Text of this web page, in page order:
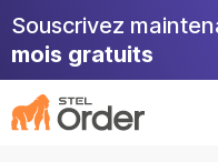
AllerSouscrivez
mois gratuits